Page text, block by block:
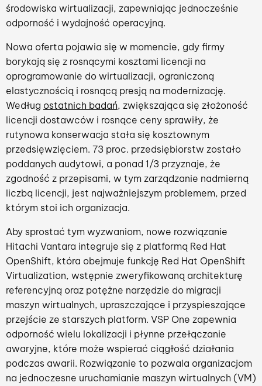
środowiska wirtualizacji, zapewniając jednocześnie
odporność i wydajność operacyjną.
Nowa oferta pojawia się w momencie, gdy firmy
borykają się z rosnącymi kosztami licencji na
oprogramowanie do wirtualizacji, ograniczoną
elastycznością i rosnącą presją na modernizację.
Według ostatnich badań, zwiększająca się złożoność
licencji dostawców i rosnące ceny sprawiły, że
rutynowa konserwacja stała się kosztownym
przedsięwzięciem. 73 proc. przedsiębiorstw zostało
poddanych audytowi, a ponad 1/3 przyznaje, że
zgodność z przepisami, w tym zarządzanie nadmierną
liczbą licencji, jest najważniejszym problemem, przed
którym stoi ich organizacja.
Aby sprostać tym wyzwaniom, nowe rozwiązanie
Hitachi Vantara integruje się z platformą Red Hat
OpenShift, która obejmuje funkcję Red Hat OpenShift
Virtualization, wstępnie zweryfikowaną architekturę
referencyjną oraz potężne narzędzie do migracji
maszyn wirtualnych, upraszczające i przyspieszające
przejście ze starszych platform. VSP One zapewnia
odporność wielu lokalizacji i płynne przełączanie
awaryjne, które może wspierać ciągłość działania
podczas awarii. Rozwiązanie to pozwala organizacjom
na jednoczesne uruchamianie maszyn wirtualnych (VM)